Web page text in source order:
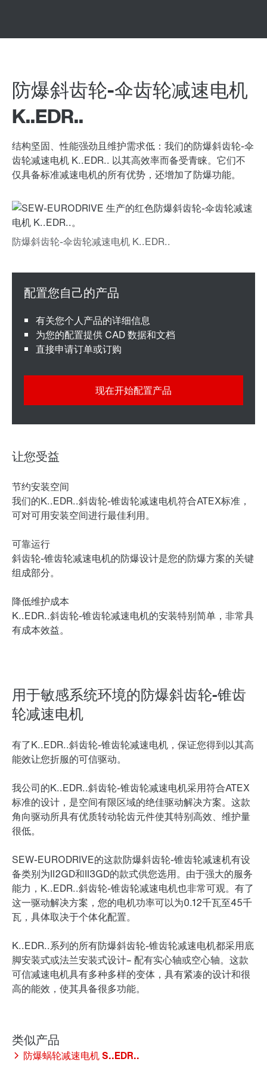
防爆斜齿轮-伞齿轮减速电机
K..EDR..
结构坚固、性能强劲且维护需求低：我们的防爆斜齿轮-伞
齿轮减速电机 K..EDR.. 以其高效率而备受青睐。它们不
仅具备标准减速电机的所有优势，还增加了防爆功能。
用于敏感系统环境的防爆斜齿轮-锥齿
轮减速电机
有了K..EDR..斜齿轮-锥齿轮减速电机，保证您得到以其高
能效让您折服的可信驱动。
我公司的K..EDR..斜齿轮-锥齿轮减速电机采用符合ATEX
标准的设计，是空间有限区域的绝佳驱动解决方案。这款
角向驱动所具有优质转动轮齿元件使其特别高效、维护量
很低。
SEW‑EURODRIVE的这款防爆斜齿轮-锥齿轮减速机有设
备类别为II2GD和II3GD的款式供您选用。由于强大的服务
能力，K..EDR..斜齿轮-锥齿轮减速电机也非常可观。有了
这一驱动解决方案，您的电机功率可以为0.12千瓦至45千
瓦，具体取决于个体化配置。
K..EDR..系列的所有防爆斜齿轮-锥齿轮减速电机都采用底
脚安装式或法兰安装式设计– 配有实心轴或空心轴。这款
可信减速电机具有多种多样的变体，具有紧凑的设计和很
高的能效，使其具备很多功能。
有关您个人产品的详细信息
为您的配置提供 CAD 数据和文档
直接申请订单或订购
现在开始配置产品
让您受益
节约安装空间
我们的K..EDR..斜齿轮-锥齿轮减速电机符合ATEX标准，
可对可用安装空间进行最佳利用。
可靠运行
斜齿轮-锥齿轮减速电机的防爆设计是您的防爆方案的关键
组成部分。
降低维护成本
K..EDR..斜齿轮-锥齿轮减速电机的安装特别简单，非常具
有成本效益。
防爆蜗轮减速电机 S..EDR..